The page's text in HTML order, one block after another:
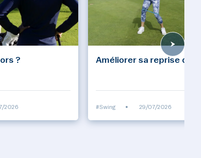
?
2026
Améliorer sa reprise
#Swing • 29/07/2026